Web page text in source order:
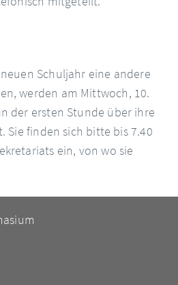
Schuljahr eine andere
werden am Mittwoch, 10.
der ersten Stunde über ihre
Sie finden sich bitte bis 7.40
ein, von wo sie